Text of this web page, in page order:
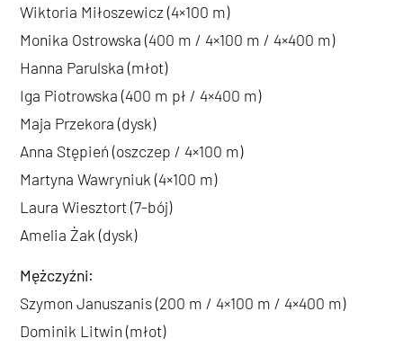
Wiktoria Miłoszewicz (4×100 m)
Monika Ostrowska (400 m / 4×100 m / 4×400 m)
Hanna Parulska (młot)
Iga Piotrowska (400 m pł / 4×400 m)
Maja Przekora (dysk)
Anna Stępień (oszczep / 4×100 m)
Martyna Wawryniuk (4×100 m)
Laura Wiesztort (7-bój)
Amelia Żak (dysk)
Mężczyźni:
Szymon Januszanis (200 m / 4×100 m / 4×400 m)
Dominik Litwin (młot)